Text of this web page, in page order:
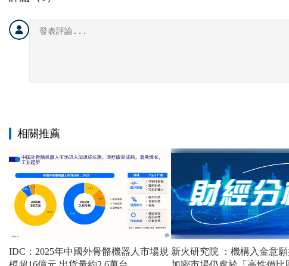
相關推薦
IDC：2025年中國外骨骼機器人市場規 新火研究院 ：機構入金意